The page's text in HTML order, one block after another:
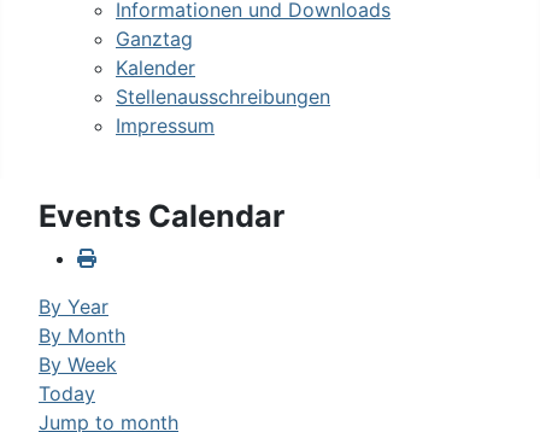
Informationen und Downloads
Ganztag
Kalender
Stellenausschreibungen
Impressum
Events Calendar
By Year
By Month
By Week
Today
Jump to month